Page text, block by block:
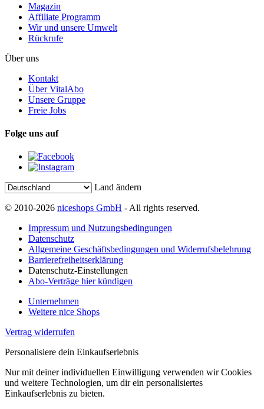
Magazin
Affiliate Programm
Wir und unsere Umwelt
Rückrufe
Über uns
Kontakt
Über VitalAbo
Unsere Gruppe
Freie Jobs
Folge uns auf
Land ändern
© 2010-2026 niceshops GmbH - All rights reserved.
Impressum und Nutzungsbedingungen
Datenschutz
Allgemeine Geschäftsbedingungen und Widerrufsbelehrung
Barrierefreiheitserklärung
Datenschutz-Einstellungen
Abo-Verträge hier kündigen
Unternehmen
Weitere nice Shops
Vertrag widerrufen
Personalisiere dein Einkaufserlebnis
Nur mit deiner individuellen Einwilligung verwenden wir Cookies
und weitere Technologien, um dir ein personalisiertes
Einkaufserlebnis zu bieten.